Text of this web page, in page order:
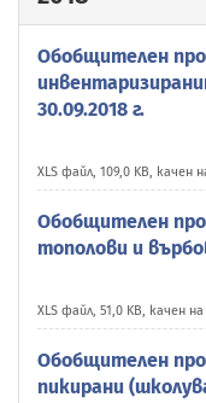
Обобщителен
30.09.2018 г.
XLS файл, 109,0 KB, качен
Обобщителен
тополови и
XLS файл, 51,0 KB, качен на
Обобщителен
пикирани